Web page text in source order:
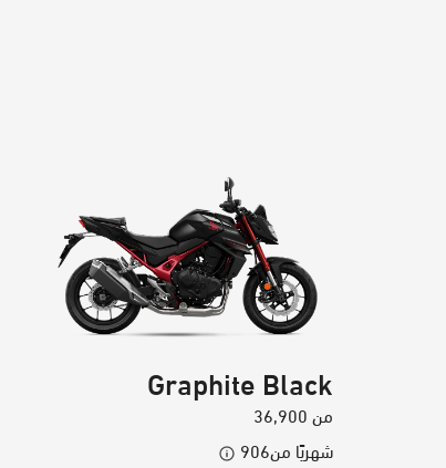
Graphite Black
من36,900
شهريًا من906